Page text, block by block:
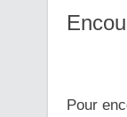
Pour